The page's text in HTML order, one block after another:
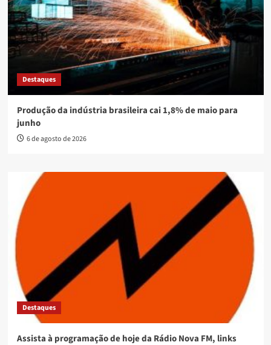
Destaques
Produção da indústria brasileira cai 1,8% de maio para
junho
6 de agosto de 2026
Destaques
Assista à programação de hoje da Rádio Nova FM, links